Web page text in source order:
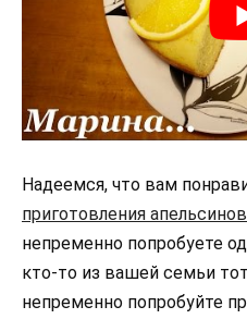
Надеемся, что вам
приготовления
непременно попробуете
кто-то из вашей семьи
непременно попробуйте